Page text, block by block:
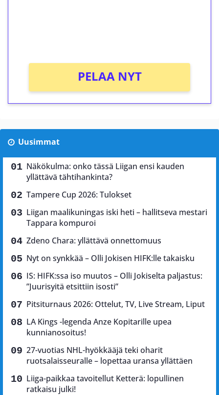
PELAA NYT
Uusimmat
Näkökulma: onko tässä Liigan ensi kauden
yllättävä tähtihankinta?
Tampere Cup 2026: Tulokset
Liigan maalikuningas iski heti – hallitseva mestari
Tappara kompuroi
Zdeno Chara: yllättävä onnettomuus
Nyt on synkkää – Olli Jokisen HIFK:lle takaisku
IS: HIFK:ssa iso muutos – Olli Jokiselta paljastus:
”Juurisyitä etsittiin isosti”
Pitsiturnaus 2026: Ottelut, TV, Live Stream, Liput
LA Kings -legenda Anze Kopitarille upea
kunnianosoitus!
27-vuotias NHL-hyökkääjä teki oharit
ruotsalaisseuralle – lopettaa uransa yllättäen
Liiga-paikkaa tavoitellut Ketterä: lopullinen
ratkaisu julki!